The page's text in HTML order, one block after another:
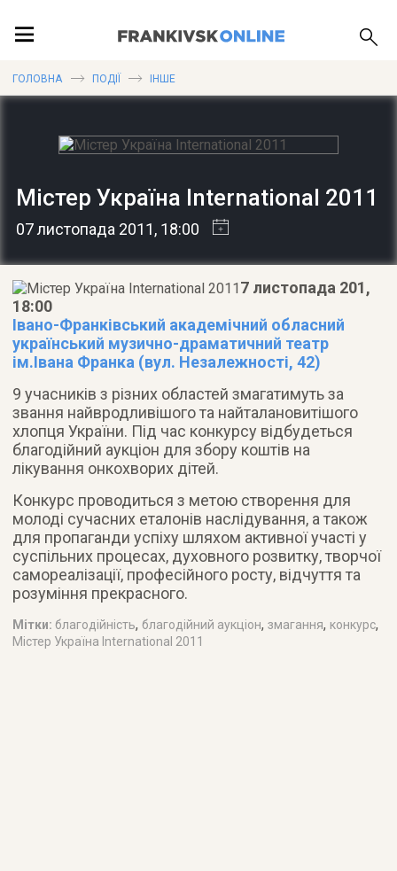
ПУБЛІКАЦІЇ
ГОЛОВНА ПОДІЇ ІНШЕ
Містер Україна International 2011
07 листопада 2011, 18:00
7 листопада 201,
18:00
Івано-Франківський академічний обласний
український музично-драматичний театр
ім.Івана Франка (вул. Незалежності, 42)
9 учасників з різних областей змагатимуть за
звання найвродливішого та найталановитішого
хлопця України. Під час конкурсу відбудеться
благодійний аукціон для збору коштів на
лікування онкохворих дітей.
Конкурс проводиться з метою створення для
молоді сучасних еталонів наслідування, а також
для пропаганди успіху шляхом активної участі у
суспільних процесах, духовного розвитку, творчої
самореалізації, професійного росту, відчуття та
розуміння прекрасного.
Мітки:благодійність,благодійний аукціон,змагання, конкурс,
Містер Україна International 2011